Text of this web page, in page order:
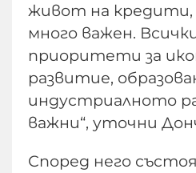
живот на
много важен.
приоритети за
развитие,
индустриалното
важни“, уточни
Според него